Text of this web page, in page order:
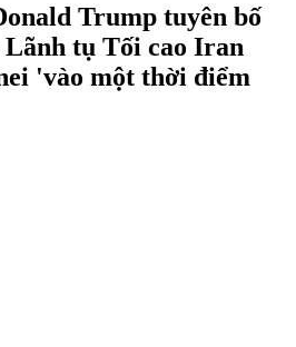
Trump tuyên bố
Lãnh tụ Tối cao Iran
'vào một thời điểm